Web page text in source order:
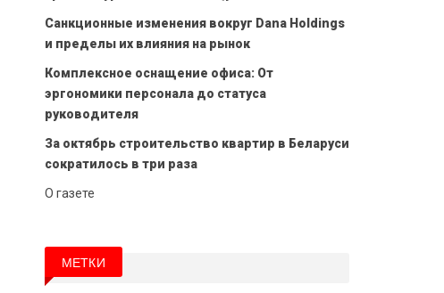
Санкционные изменения вокруг Dana Holdings
и пределы их влияния на рынок
Комплексное оснащение офиса: От
эргономики персонала до статуса
руководителя
За октябрь строительство квартир в Беларуси
сократилось в три раза
О газете
МЕТКИ